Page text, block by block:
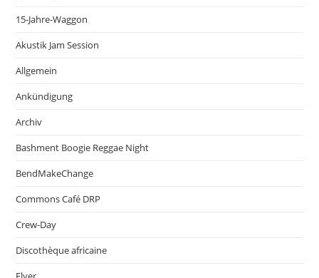
15-Jahre-Waggon
Akustik Jam Session
Allgemein
Ankündigung
Archiv
Bashment Boogie Reggae Night
BendMakeChange
Commons Café DRP
Crew-Day
Discothèque africaine